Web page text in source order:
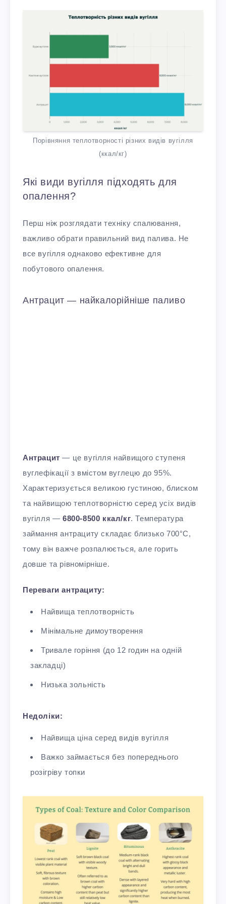
Порівняння теплотворності різних видів вугілля
(ккал/кг)
Які види вугілля підходять для
опалення?
Перш ніж розглядати техніку спалювання,
важливо обрати правильний вид палива. Не
все вугілля однаково ефективне для
побутового опалення.
Антрацит — найкалорійніше паливо
Антрацит — це вугілля найвищого ступеня
вуглефікації з вмістом вуглецю до 95%.
Характеризується великою густиною, блиском
та найвищою теплотворністю серед усіх видів
вугілля — 6800-8500 ккал/кг. Температура
займання антрациту складає близько 700°C,
тому він важче розпалюється, але горить
довше та рівномірніше.
Переваги антрациту:
Найвища теплотворність
Мінімальне димоутворення
Тривале горіння (до 12 годин на одній
закладці)
Низька зольність
Недоліки:
Найвища ціна серед видів вугілля
Важко займається без попереднього
розігріву топки